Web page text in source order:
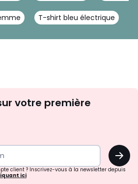
T-shirt bleu électrique
d'inspirations
surprises?
votre première
OK
client ? Inscrivez-vous à la newsletter depuis
ici